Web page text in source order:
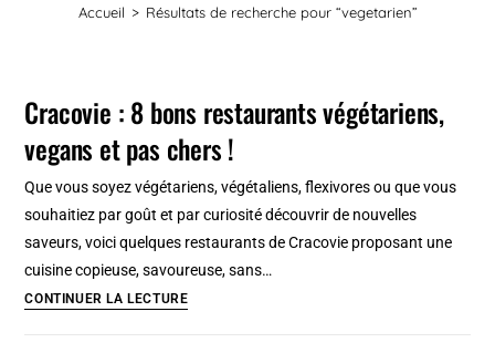
Accueil > Résultats de recherche pour“vegetarien”
Cracovie : 8 bons restaurants végétariens,
vegans et pas chers !
Que vous soyez végétariens, végétaliens, flexivores ou que vous
souhaitiez par goût et par curiosité découvrir de nouvelles
saveurs, voici quelques restaurants de Cracovie proposant une
cuisine copieuse, savoureuse, sans…
CONTINUER LA LECTURECracovie